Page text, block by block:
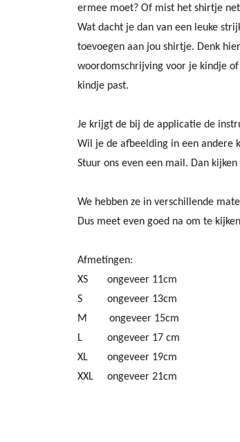
ermee moet? Of mist het shirtje
Wat dacht je dan van een leuke
toevoegen aan jou shirtje. Denk
woordomschrijving voor je kindje
kindje past.
Je krijgt de bij de applicatie de
Wil je de afbeelding in een andere
Stuur ons even een mail. Dan
We hebben ze in verschillende
Dus meet even goed na om te
Afmetingen:
XS ongeveer 11cm
S ongeveer 13cm
M ongeveer 15cm
L ongeveer 17 cm
XL ongeveer 19cm
XXL ongeveer 21cm